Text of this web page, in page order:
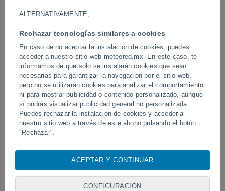
ALTERNATIVAMENTE,
Rechazar tecnologías similares a cookies
En caso de no aceptar la instalación de cookies, puedes
acceder a nuestro sitio web meteored.mx. En este caso, te
informamos de que solo se instalarán cookies que sean
necesarias para garantizar la navegación por el sitio web,
pero no se utilizarán cookies para analizar el comportamiento
ni para mostrar publicidad o contenido personalizado, aunque
sí podrás visualizar publicidad general no personalizada.
Puedes rechazar la instalación de cookies y acceder a
nuestro sitio web a través de este abono pulsando el botón
"Rechazar".
cookies, identificadores únicos o tecnologías similares para
visita en este sitio web, las direcciones IP y los
identificadores de cookies. Es posible que algunos
ACEPTAR Y CONTINUAR
CONFIGURACIÓN
Hace 2 horas
Ondas tropicales, vaguadas y monzon
mexicano dejarán tormentas este fin
de semana
Un rayo impactó en un
fútbol en Narathiwat,
Síguenos